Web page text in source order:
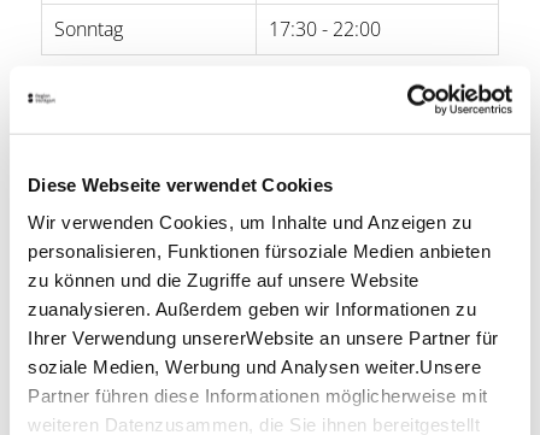
Diese Webseite verwendet Cookies
Wir verwenden Cookies, um Inhalte und Anzeigen zu
personalisieren, Funktionen fürsoziale Medien anbieten
zu können und die Zugriffe auf unsere Website
zuanalysieren. Außerdem geben wir Informationen zu
Ihrer Verwendung unsererWebsite an unsere Partner für
soziale Medien, Werbung und Analysen weiter.Unsere
Partner führen diese Informationen möglicherweise mit
weiteren Datenzusammen, die Sie ihnen bereitgestellt
Sonntag
17:30 - 22:00
Öffnungszeiten von Google
Namaskar
Teinacher Str. 15
70372 Stuttgart
Telefon:0711/91 46 35 70
Website:www.namaskaronline.de